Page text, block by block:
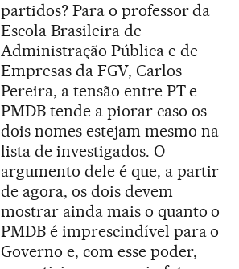
partidos? Para o professor da
Escola Brasileira de
Administração Pública e de
Empresas da FGV, Carlos
Pereira, a tensão entre PT e
PMDB tende a piorar caso os
dois nomes estejam mesmo na
lista de investigados. O
argumento dele é que, a partir
de agora, os dois devem
mostrar ainda mais o quanto o
PMDB é imprescindível para o
Governo e, com esse poder,